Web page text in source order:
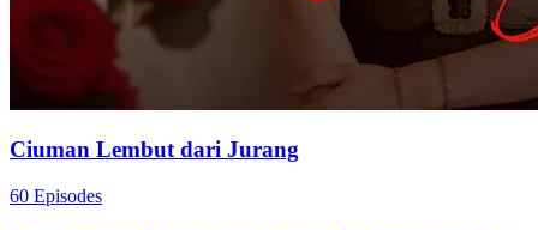
Ciuman Lembut dari Jurang
60 Episodes